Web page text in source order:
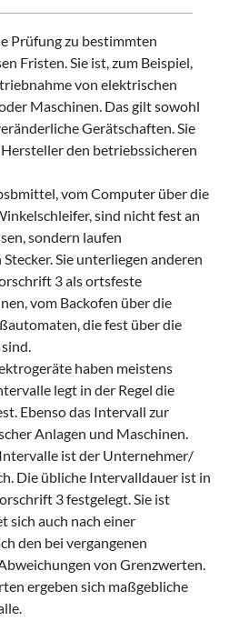
Prüfung zu bestimmten
Fristen. Sie ist, zum Beispiel,
von elektrischen
Maschinen. Das gilt sowohl
Gerätschaften. Sie
den betriebssicheren
vom Computer über die
sind nicht fest an
sondern laufen
Sie unterliegen anderen
3 als ortsfeste
vom Backofen über die
die fest über die
haben meistens
legt in der Regel die
Ebenso das Intervall zur
Anlagen und Maschinen.
ist der Unternehmer/
Die übliche Intervalldauer ist in
3 festgelegt. Sie ist
sich auch nach einer
den bei vergangenen
von Grenzwerten.
ergeben sich maßgebliche